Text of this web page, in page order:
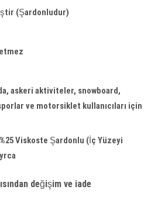
(Şardonludur)
askeri aktiviteler, snowboard,
ve motorsiklet kullanıcıları için
Viskoste Şardonlu (İç Yüzeyi
değişim ve iade